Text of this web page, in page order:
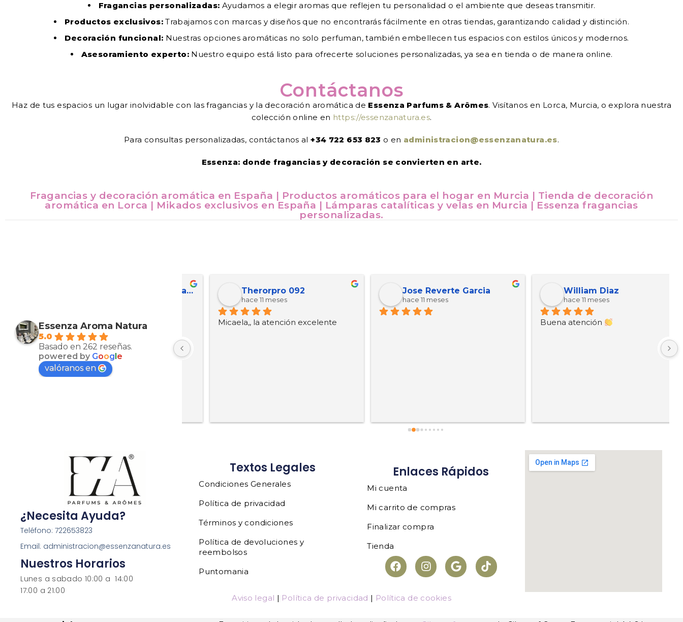
Fragancias personalizadas: Ayudamos a elegir aromas que reflejen tu personalidad o el ambiente que deseas transmitir.
Productos exclusivos:Trabajamos con marcas y diseños que no encontrarás fácilmente en otras tiendas, garantizando calidad y distinción.
Decoración funcional: Nuestras opciones aromáticas no solo perfuman, también embellecen tus espacios con estilos únicos y modernos.
Asesoramiento experto:Nuestro equipo está listo para ofrecerte soluciones personalizadas, ya sea en tienda o de manera online.
Contáctanos
Haz de tus espacios un lugar inolvidable con las fragancias y la decoración aromática de Essenza Parfums & Arômes. Visítanos en Lorca, Murcia, o explora nuestra
colección online en https://essenzanatura.es.
Para consultas personalizadas, contáctanos al+34 722 653 823 o en administracion@essenzanatura.es.
Essenza: donde fragancias y decoración se convierten en arte.
Fragancias y decoración aromática en España | Productos aromáticos para el hogar en Murcia | Tienda de decoración
aromática en Lorca | Mikados exclusivos en España | Lámparas catalíticas y velas en Murcia | Essenza fragancias
personalizadas.
Essenza Aroma Natura
5.0
Basado en 262 reseñas.
powered by Google
valóranos en
Muy bien productos
Therorpro 092
hace 11 meses
Micaela,, la atención excelente
Jose Reverte Garcia
hace 11 meses
William Diaz
hace 11 meses
Buena atención
¿Necesita Ayuda?
Teléfono: 722653823
Email: administracion@essenzanatura.es
Nuestros Horarios
Lunes a sabado 10:00 a 14:00
17:00 a 21:00
Textos Legales
Condiciones Generales
Política de privacidad
Términos y condiciones
Política de devoluciones y
reembolsos
Puntomania
Enlaces Rápidos
Mi cuenta
Mi carrito de compras
Finalizar compra
Tienda
Aviso legal | Política de privacidad | Política de cookies